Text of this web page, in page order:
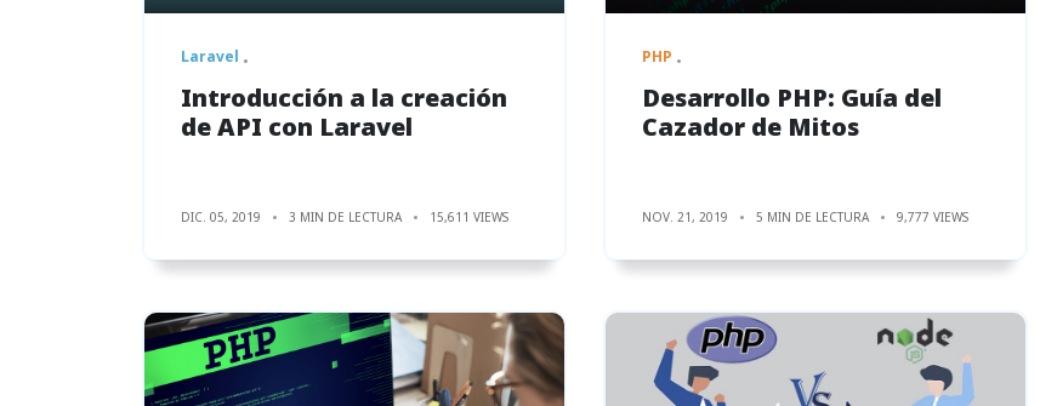
Laravel
Introducción a la creación
de API con Laravel
DIC. 05, 2019 3 MIN DE LECTURA 15,611 VIEWS
PHP
Desarrollo PHP: Guía del
Cazador de Mitos
NOV. 21, 2019 5 MIN DE LECTURA 9,777 VIEWS